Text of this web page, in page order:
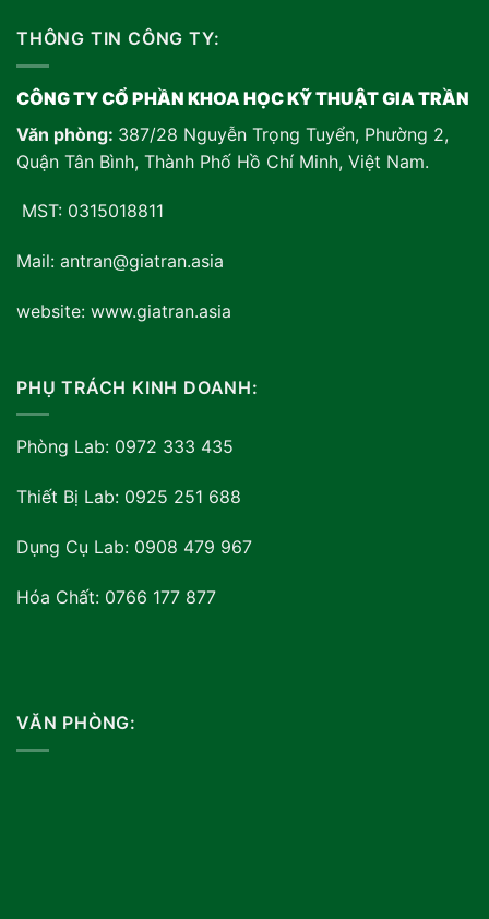
THÔNG TIN CÔNG TY:
CÔNG TY CỔ PHẦN KHOA HỌC KỸ THUẬT GIA TRẦN
Văn phòng: 387/28 Nguyễn Trọng Tuyển, Phường 2,
Quận Tân Bình, Thành Phố Hồ Chí Minh, Việt Nam.
MST: 0315018811
Mail: antran@giatran.asia
website: www.giatran.asia
PHỤ TRÁCH KINH DOANH:
Phòng Lab: 0972 333 435
Thiết Bị Lab: 0925 251 688
Dụng Cụ Lab: 0908 479 967
Hóa Chất: 0766 177 877
VĂN PHÒNG: